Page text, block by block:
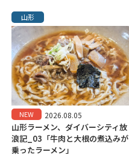
山形
NEW 2026.08.05
山形ラーメン、ダイバーシティ放
浪記_03「牛肉と大根の煮込みが
乗ったラーメン」